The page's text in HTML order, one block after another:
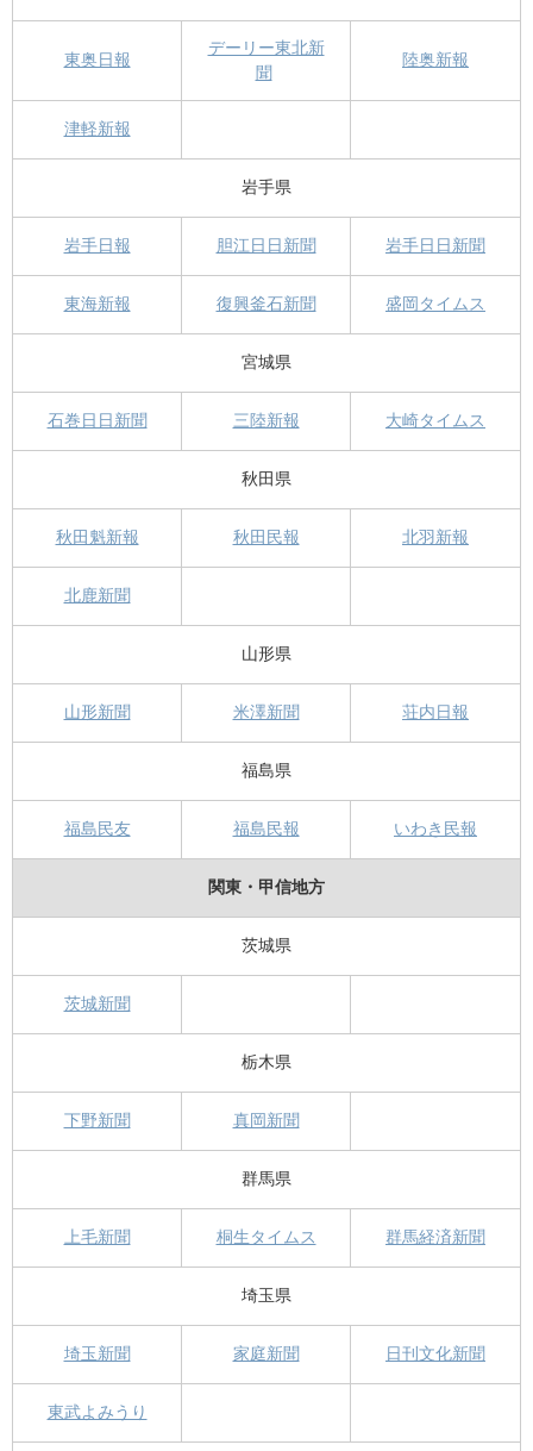
東奥日報
デーリー東北新
聞
陸奥新報
津軽新報
岩手県
岩手日報 胆江日日新聞 岩手日日新聞
東海新報 復興釜石新聞 盛岡タイムス
宮城県
石巻日日新聞 三陸新報 大崎タイムス
秋田県
秋田魁新報 秋田民報 北羽新報
北鹿新聞
山形県
山形新聞 米澤新聞 荘内日報
福島県
福島民友 福島民報 いわき民報
関東・甲信地方
茨城県
茨城新聞
栃木県
下野新聞 真岡新聞
群馬県
上毛新聞 桐生タイムス 群馬経済新聞
埼玉県
埼玉新聞 家庭新聞 日刊文化新聞
東武よみうり